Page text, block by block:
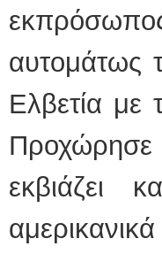
αυτομάτως
Ελβετία με
Προχώρησε
εκβιάζει